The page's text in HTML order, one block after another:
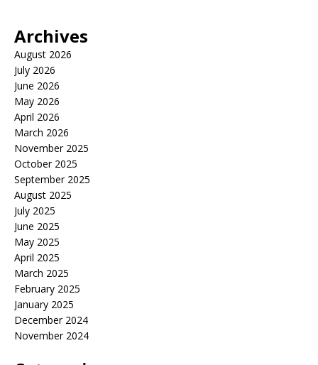
Archives
August 2026
July 2026
June 2026
May 2026
April 2026
March 2026
November 2025
October 2025
September 2025
August 2025
July 2025
June 2025
May 2025
April 2025
March 2025
February 2025
January 2025
December 2024
November 2024